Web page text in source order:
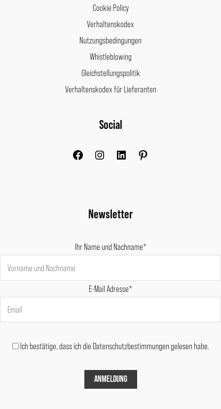
Cookie Policy
Verhaltenskodex
Nutzungsbedingungen
Whistleblowing
Gleichstellungspolitik
Verhaltenskodex für Lieferanten
Social
Newsletter
Ihr Name und Nachname*
E-Mail Adresse*
Ich bestätige, dass ich die Datenschutzbestimmungen gelesen habe.